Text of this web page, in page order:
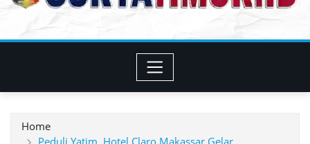
Home
Peduli Yatim, Hotel Claro Makassar Gelar